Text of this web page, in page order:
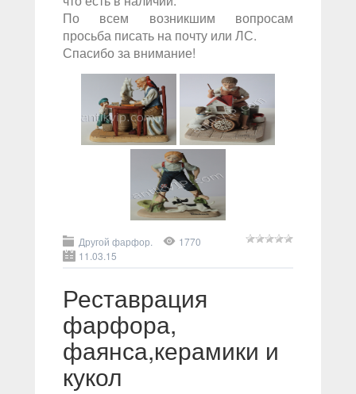
По всем возникшим вопросам
просьба писать на почту или ЛС.
Спасибо за внимание!
Другой фарфор.
1770
11.03.15
Реставрация
фарфора,
фаянса,керамики и
кукол